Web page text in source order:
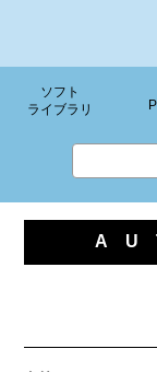
ソフト
ライブラリ